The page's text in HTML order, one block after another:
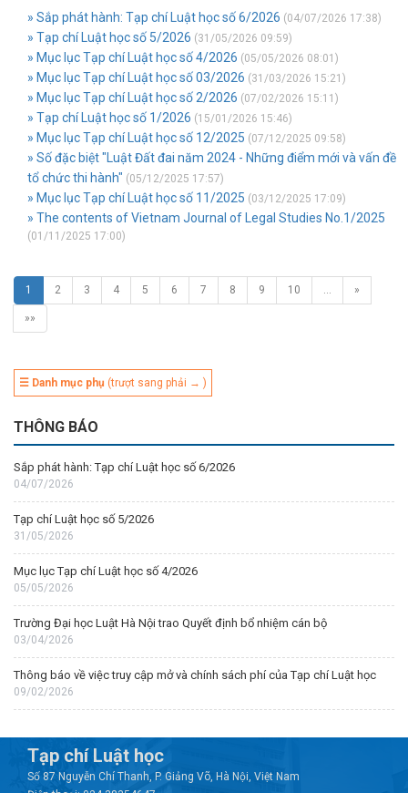
» Sắp phát hành: Tạp chí Luật học số 6/2026 (04/07/2026 17:38)
» Tạp chí Luật học số 5/2026 (31/05/2026 09:59)
» Mục lục Tạp chí Luật học số 4/2026 (05/05/2026 08:01)
» Mục lục Tạp chí Luật học số 03/2026 (31/03/2026 15:21)
» Mục lục Tạp chí Luật học số 2/2026 (07/02/2026 15:11)
» Tạp chí Luật học số 1/2026 (15/01/2026 15:46)
» Mục lục Tạp chí Luật học số 12/2025 (07/12/2025 09:58)
» Số đặc biệt "Luật Đất đai năm 2024 - Những điểm mới và vấn đề
tổ chức thi hành" (05/12/2025 17:57)
» Mục lục Tạp chí Luật học số 11/2025 (03/12/2025 17:09)
» The contents of Vietnam Journal of Legal Studies No.1/2025
(01/11/2025 17:00)
1 2 3 4 5 6 7 8 9 10 … »
»»
☰ Danh mục phụ (trượt sang phải → )
THÔNG BÁO
Sắp phát hành: Tạp chí Luật học số 6/2026
04/07/2026
Tạp chí Luật học số 5/2026
31/05/2026
Mục lục Tạp chí Luật học số 4/2026
05/05/2026
Trường Đại học Luật Hà Nội trao Quyết định bổ nhiệm cán bộ
03/04/2026
Thông báo về việc truy cập mở và chính sách phí của Tạp chí Luật học
09/02/2026
Tạp chí Luật học
Số 87 Nguyễn Chí Thanh, P. Giảng Võ, Hà Nội, Việt Nam